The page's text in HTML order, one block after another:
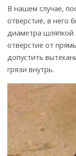
В нашем случае,
отверстие, в него
диаметра шляпкой
отверстие от
допустить
грязи внутрь.